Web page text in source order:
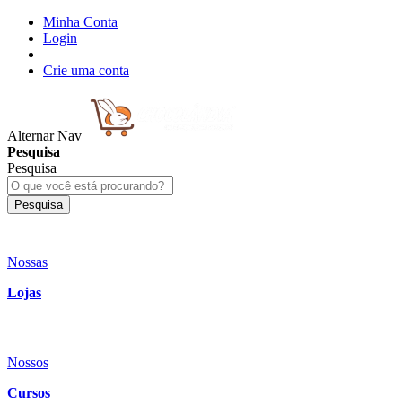
Minha Conta
Login
Crie uma conta
Alternar Nav
Pesquisa
Pesquisa
Pesquisa
Nossas
Lojas
Nossos
Cursos